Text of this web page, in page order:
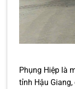
Phụng Hiệp là
tỉnh Hậu